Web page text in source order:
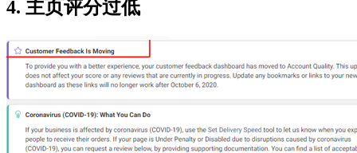
4. 主页评分过低